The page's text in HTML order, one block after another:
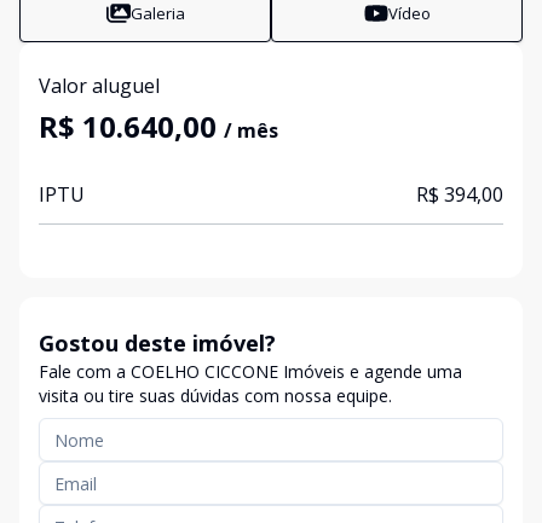
Galeria Vídeo
Valor aluguel
R$ 10.640,00 / mês
IPTU R$ 394,00
Gostou deste imóvel?
Fale com a COELHO CICCONE Imóveis e agende uma
visita ou tire suas dúvidas com nossa equipe.